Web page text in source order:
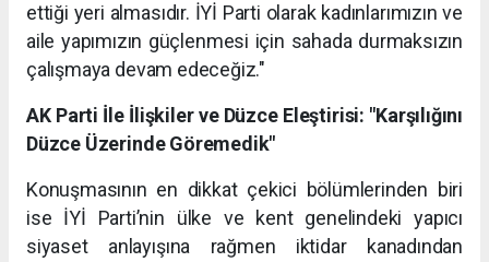
ettiği yeri almasıdır. İYİ Parti olarak kadınlarımızın ve
aile yapımızın güçlenmesi için sahada durmaksızın
çalışmaya devam edeceğiz."
AK Parti İle İlişkiler ve Düzce Eleştirisi: "Karşılığını
Düzce Üzerinde Göremedik"
Konuşmasının en dikkat çekici bölümlerinden biri
ise İYİ Parti’nin ülke ve kent genelindeki yapıcı
siyaset anlayışına rağmen iktidar kanadından